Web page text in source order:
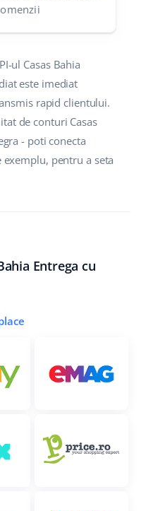
ul Casas Bahia
este imediat
rapid clientului.
de conturi Casas
- poti conecta
pentru a seta
Entrega cu